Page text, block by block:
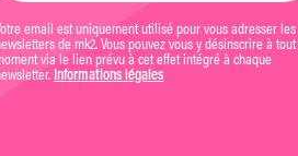
email est uniquement utilisé pour vous adresser les
de mk2. Vous pouvez vous y désinscrire à tout
via le lien prévu à cet effet intégré à chaque
Informations légales